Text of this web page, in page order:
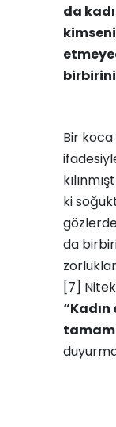
da
Bir koca
ki
da
[7]